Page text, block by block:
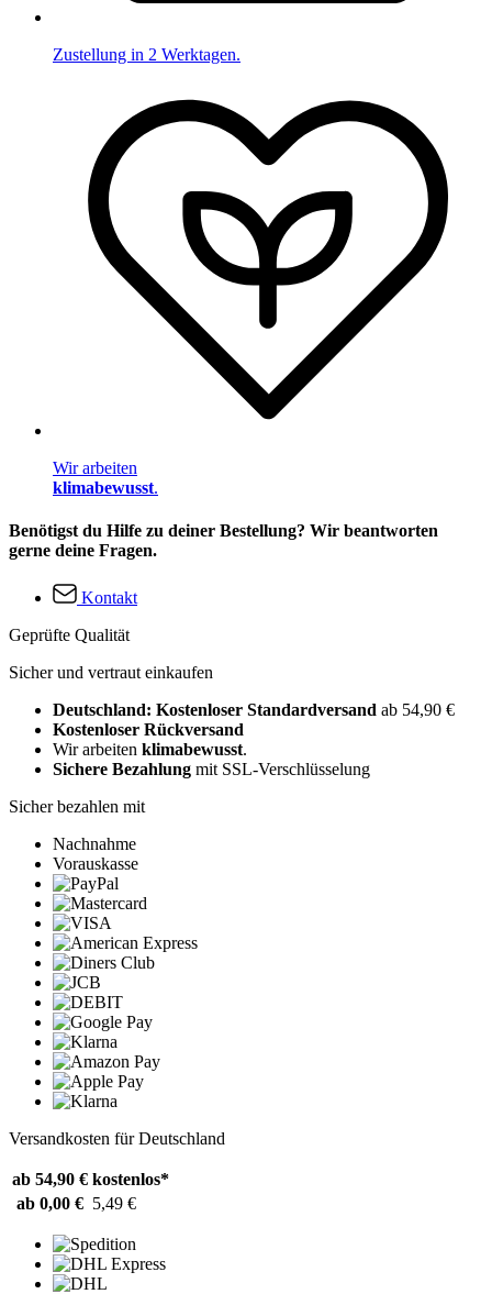
Zustellung in 2 Werktagen.
Wir arbeiten
klimabewusst.
Benötigst du Hilfe zu deiner Bestellung? Wir beantworten
gerne deine Fragen.
Kontakt
Geprüfte Qualität
Sicher und vertraut einkaufen
Deutschland: Kostenloser Standardversand ab 54,90 €
Kostenloser Rückversand
Wir arbeiten klimabewusst.
Sichere Bezahlung mit SSL-Verschlüsselung
Sicher bezahlen mit
Nachnahme
Vorauskasse
Versandkosten für Deutschland
ab 54,90 € kostenlos*
ab 0,00 € 5,49 €